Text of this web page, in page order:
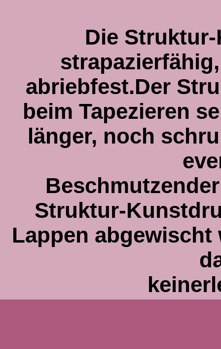
Die
abriebfest.Der
beim Tapezieren
länger, noch
Struktur-
Lappen abgewischt